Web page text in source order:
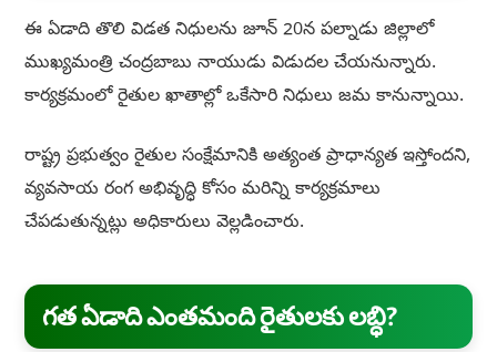
ఈ ఏడాది తొలి విడత నిధులను జూన్ 20న పల్నాడు జిల్లాలో
ముఖ్యమంత్రి చంద్రబాబు నాయుడు విడుదల చేయనున్నారు.
కార్యక్రమంలో రైతుల ఖాతాల్లో ఒకేసారి నిధులు జమ కానున్నాయి.
రాష్ట్ర ప్రభుత్వం రైతుల సంక్షేమానికి అత్యంత ప్రాధాన్యత ఇస్తోందని,
వ్యవసాయ రంగ అభివృద్ధి కోసం మరిన్ని కార్యక్రమాలు
చేపడుతున్నట్లు అధికారులు వెల్లడించారు.
గత ఏడాది ఎంతమంది రైతులకు లబ్ధి?